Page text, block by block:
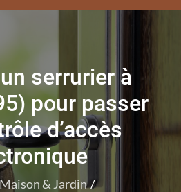
serrurier à
pour passer
d’accès
& Jardin